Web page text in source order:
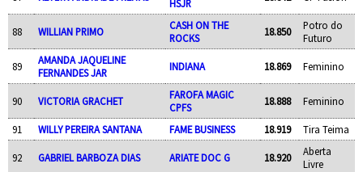
HSJR
88 WILLIAN PRIMO
CASH ON THE
ROCKS
18.850
Potro do
Futuro
89
AMANDA JAQUELINE
FERNANDES JAR
INDIANA 18.869 Feminino
90 VICTORIA GRACHET
FAROFA MAGIC
CPFS
18.888 Feminino
91 WILLY PEREIRA SANTANA FAME BUSINESS 18.919 Tira Teima
92 GABRIEL BARBOZA DIAS ARIATE DOC G 18.920
Aberta
Livre